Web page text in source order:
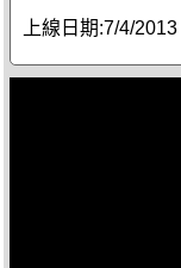
上線日期:7/4/2013